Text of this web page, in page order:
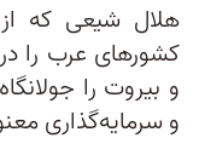
هلال شیعی که
کشورهای عرب را
و بیروت را
و سرمایه‌گذاری